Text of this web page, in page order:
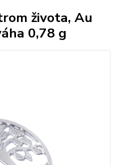
života, Au
0,78 g